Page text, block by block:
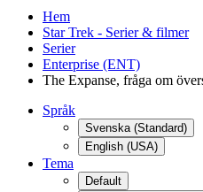
Hem
Star Trek - Serier & filmer
Serier
Enterprise (ENT)
The Expanse, fråga om
Språk
Svenska (Standard)
English (USA)
Tema
Default